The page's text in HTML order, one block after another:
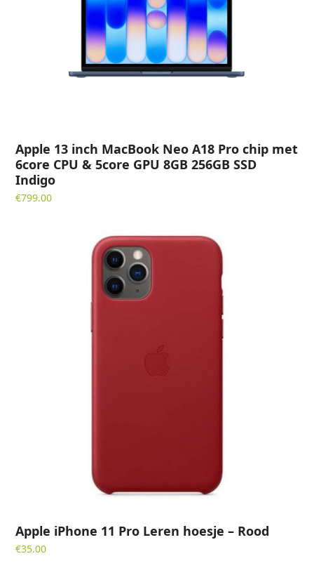
Apple 13 inch MacBook Neo A18 Pro chip met
6core CPU & 5core GPU 8GB 256GB SSD
Indigo
€799.00
Apple iPhone 11 Pro Leren hoesje – Rood
€35.00